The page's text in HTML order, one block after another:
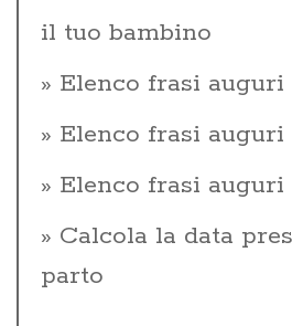
il tuo bambino
Elenco frasi auguri
Elenco frasi auguri
Elenco frasi auguri
Calcola la data
parto